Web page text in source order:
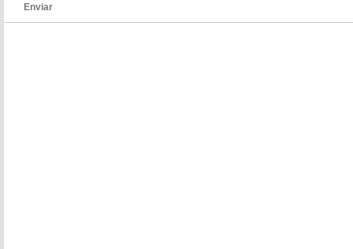
Enviar